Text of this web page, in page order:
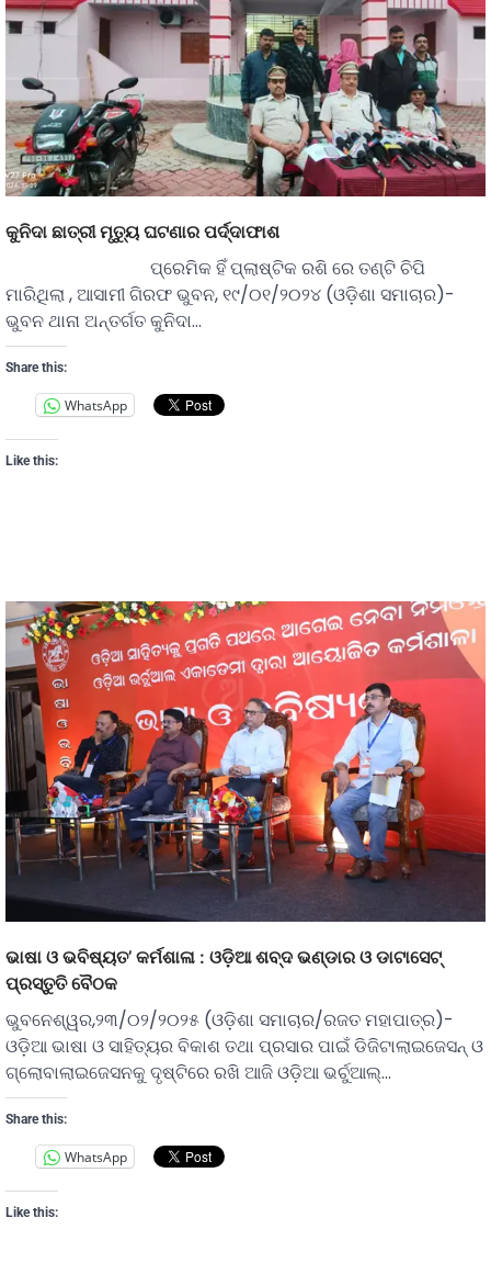
କୁନିଦା ଛାତ୍ରୀ ମୃତ୍ୟୁ ଘଟଣାର ପର୍ଦ୍ଦାଫାଶ
ପ୍ରେମିକ ହିଁ ପ୍ଲାଷ୍ଟିକ ରଶି ରେ ତଣ୍ଟି ଚିପି
ମାରିଥିଲା , ଆସାମୀ ଗିରଫ ଭୁବନ, ୧୯/୦୧/୨୦୨୪ (ଓଡ଼ିଶା ସମାଚାର)-
ଭୁବନ ଥାନା ଅନ୍ତର୍ଗତ କୁନିଦା…
Share this:
WhatsApp
Like this:
ଭାଷା ଓ ଭବିଷ୍ୟତ’ କର୍ମଶାଳା : ଓଡ଼ିଆ ଶବ୍ଦ ଭଣ୍ଡାର ଓ ଡାଟାସେଟ୍
ପ୍ରସ୍ତୁତି ବୈଠକ
ଭୁବନେଶ୍ୱର,୨୩/୦୨/୨୦୨୫ (ଓଡ଼ିଶା ସମାଚାର/ରଜତ ମହାପାତ୍ର)-
ଓଡ଼ିଆ ଭାଷା ଓ ସାହିତ୍ୟର ବିକାଶ ତଥା ପ୍ରସାର ପାଇଁ ଡିଜିଟାଲାଇଜେସନ୍ ଓ
ଗ୍ଲୋବାଲାଇଜେସନକୁ ଦୃଷ୍ଟିରେ ରଖି ଆଜି ଓଡ଼ିଆ ଭର୍ଚୁଆଲ୍…
Share this:
WhatsApp
Like this: